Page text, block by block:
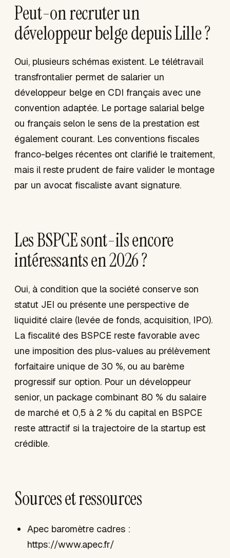
Peut-on recruter un
développeur belge depuis Lille ?
Oui, plusieurs schémas existent. Le télétravail
transfrontalier permet de salarier un
développeur belge en CDI français avec une
convention adaptée. Le portage salarial belge
ou français selon le sens de la prestation est
également courant. Les conventions fiscales
franco-belges récentes ont clarifié le traitement,
mais il reste prudent de faire valider le montage
par un avocat fiscaliste avant signature.
Les BSPCE sont-ils encore
intéressants en 2026 ?
Oui, à condition que la société conserve son
statut JEI ou présente une perspective de
liquidité claire (levée de fonds, acquisition, IPO).
La fiscalité des BSPCE reste favorable avec
une imposition des plus-values au prélèvement
forfaitaire unique de 30 %, ou au barème
progressif sur option. Pour un développeur
senior, un package combinant 80 % du salaire
de marché et 0,5 à 2 % du capital en BSPCE
reste attractif si la trajectoire de la startup est
crédible.
Sources et ressources
Apec baromètre cadres :
https://www.apec.fr/